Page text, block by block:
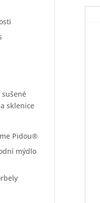
sušené
sklenice
Pidou®
mýdlo